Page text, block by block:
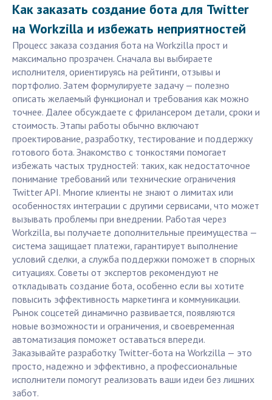
Как заказать создание бота для Twitter
на Workzilla и избежать неприятностей
Процесс заказа создания бота на Workzilla прост и
максимально прозрачен. Сначала вы выбираете
исполнителя, ориентируясь на рейтинги, отзывы и
портфолио. Затем формулируете задачу — полезно
описать желаемый функционал и требования как можно
точнее. Далее обсуждаете с фрилансером детали, сроки и
стоимость. Этапы работы обычно включают
проектирование, разработку, тестирование и поддержку
готового бота. Знакомство с тонкостями помогает
избежать частых трудностей: таких, как недостаточное
понимание требований или технические ограничения
Twitter API. Многие клиенты не знают о лимитах или
особенностях интеграции с другими сервисами, что может
вызывать проблемы при внедрении. Работая через
Workzilla, вы получаете дополнительные преимущества —
система защищает платежи, гарантирует выполнение
условий сделки, а служба поддержки поможет в спорных
ситуациях. Советы от экспертов рекомендуют не
откладывать создание бота, особенно если вы хотите
повысить эффективность маркетинга и коммуникации.
Рынок соцсетей динамично развивается, появляются
новые возможности и ограничения, и своевременная
автоматизация поможет оставаться впереди.
Заказывайте разработку Twitter-бота на Workzilla — это
просто, надежно и эффективно, а профессиональные
исполнители помогут реализовать ваши идеи без лишних
забот.